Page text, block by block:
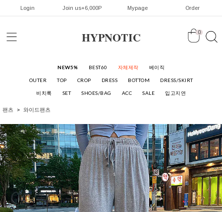
Login Join us+6,000P Mypage Order
HYPNOTIC 0
NEW5% BEST60 자체제작 베이직
OUTER TOP CROP DRESS BOTTOM DRESS/SKIRT
비치룩 SET SHOES/BAG ACC SALE 입고지연
팬츠 와이드팬츠